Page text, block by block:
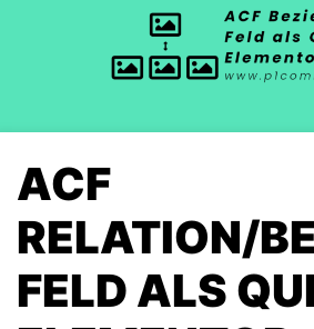
ACF
RELATION/
FELD ALS